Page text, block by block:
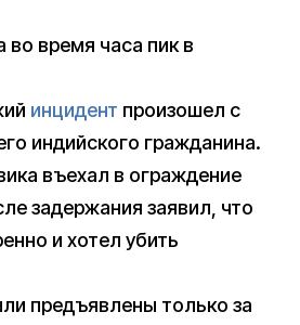
время часа пик в
инцидент произошел с
индийского гражданина.
въехал в ограждение
задержания заявил, что
и хотел убить
предъявлены только за